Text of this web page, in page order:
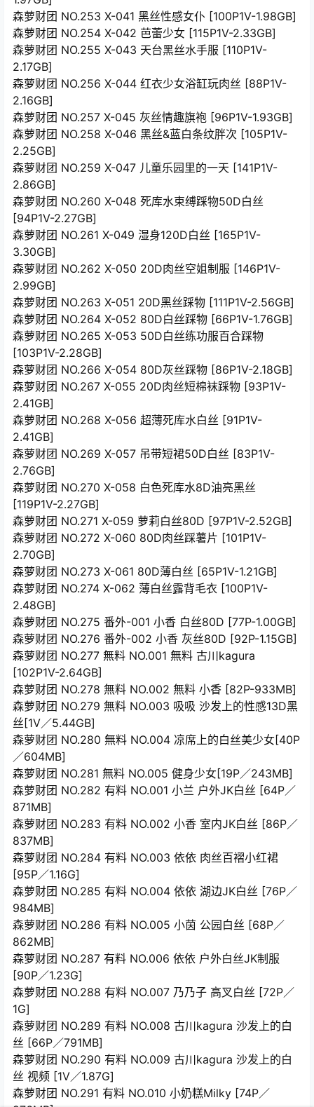
森萝财团 NO.253 X-041 黑丝性感女仆 [100P1V-1.98GB]
森萝财团 NO.254 X-042 芭蕾少女 [115P1V-2.33GB]
森萝财团 NO.255 X-043 天台黑丝水手服 [110P1V-
2.17GB]
森萝财团 NO.256 X-044 红衣少女浴缸玩肉丝 [88P1V-
2.16GB]
森萝财团 NO.257 X-045 灰丝情趣旗袍 [96P1V-1.93GB]
森萝财团 NO.258 X-046 黑丝&蓝白条纹胖次 [105P1V-
2.25GB]
森萝财团 NO.259 X-047 儿童乐园里的一天 [141P1V-
2.86GB]
森萝财团 NO.260 X-048 死库水束缚踩物50D白丝
[94P1V-2.27GB]
森萝财团 NO.261 X-049 湿身120D白丝 [165P1V-
3.30GB]
森萝财团 NO.262 X-050 20D肉丝空姐制服 [146P1V-
2.99GB]
森萝财团 NO.263 X-051 20D黑丝踩物 [111P1V-2.56GB]
森萝财团 NO.264 X-052 80D白丝踩物 [66P1V-1.76GB]
森萝财团 NO.265 X-053 50D白丝练功服百合踩物
[103P1V-2.28GB]
森萝财团 NO.266 X-054 80D灰丝踩物 [86P1V-2.18GB]
森萝财团 NO.267 X-055 20D肉丝短棉袜踩物 [93P1V-
2.41GB]
森萝财团 NO.268 X-056 超薄死库水白丝 [91P1V-
2.41GB]
森萝财团 NO.269 X-057 吊带短裙50D白丝 [83P1V-
2.76GB]
森萝财团 NO.270 X-058 白色死库水8D油亮黑丝
[119P1V-2.27GB]
森萝财团 NO.271 X-059 萝莉白丝80D [97P1V-2.52GB]
森萝财团 NO.272 X-060 80D肉丝踩薯片 [101P1V-
2.70GB]
森萝财团 NO.273 X-061 80D薄白丝 [65P1V-1.21GB]
森萝财团 NO.274 X-062 薄白丝露背毛衣 [100P1V-
2.48GB]
森萝财团 NO.275 番外-001 小香 白丝80D [77P-1.00GB]
森萝财团 NO.276 番外-002 小香 灰丝80D [92P-1.15GB]
森萝财团 NO.277 無料 NO.001 無料 古川kagura
[102P1V-2.64GB]
森萝财团 NO.278 無料 NO.002 無料 小香 [82P-933MB]
森萝财团 NO.279 無料 NO.003 吸吸 沙发上的性感13D黑
丝[1V／5.44GB]
森萝财团 NO.280 無料 NO.004 凉席上的白丝美少女[40P
／604MB]
森萝财团 NO.281 無料 NO.005 健身少女[19P／243MB]
森萝财团 NO.282 有料 NO.001 小兰 户外JK白丝 [64P／
871MB]
森萝财团 NO.283 有料 NO.002 小香 室内JK白丝 [86P／
837MB]
森萝财团 NO.284 有料 NO.003 依依 肉丝百褶小红裙
[95P／1.16G]
森萝财团 NO.285 有料 NO.004 依依 湖边JK白丝 [76P／
984MB]
森萝财团 NO.286 有料 NO.005 小茵 公园白丝 [68P／
862MB]
森萝财团 NO.287 有料 NO.006 依依 户外白丝JK制服
[90P／1.23G]
森萝财团 NO.288 有料 NO.007 乃乃子 高叉白丝 [72P／
1G]
森萝财团 NO.289 有料 NO.008 古川kagura 沙发上的白
丝 [66P／791MB]
森萝财团 NO.290 有料 NO.009 古川kagura 沙发上的白
丝 视频 [1V／1.87G]
森萝财团 NO.291 有料 NO.010 小奶糕Milky [74P／